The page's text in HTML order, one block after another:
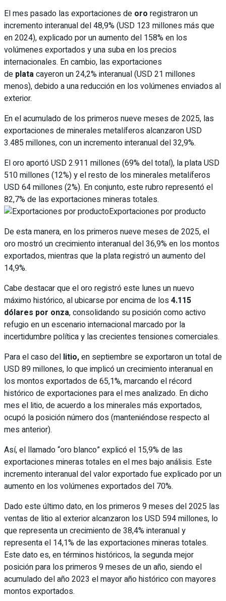
El mes pasado las exportaciones de oro registraron un
incremento interanual del 48,9% (USD 123 millones más que
en 2024), explicado por un aumento del 158% en los
volúmenes exportados y una suba en los precios
internacionales. En cambio, las exportaciones
de platacayeron un 24,2% interanual (USD 21 millones
menos), debido a una reducción en los volúmenes enviados al
exterior.
En el acumulado de los primeros nueve meses de 2025, las
exportaciones de minerales metalíferos alcanzaron USD
3.485 millones, con un incremento interanual del 32,9%.
El oro aportó USD 2.911 millones (69% del total), la plata USD
510 millones (12%) y el resto de los minerales metalíferos
USD 64 millones (2%). En conjunto, este rubro representó el
82,7% de las exportaciones mineras totales.
Exportaciones por producto
De esta manera, en los primeros nueve meses de 2025, el
oro mostró un crecimiento interanual del 36,9% en los montos
exportados, mientras que la plata registró un aumento del
14,9%.
Cabe destacar que el oro registró este lunes un nuevo
máximo histórico, al ubicarse por encima de los4.115
dólares por onza, consolidando su posición como activo
refugio en un escenario internacional marcado por la
incertidumbre política y las crecientes tensiones comerciales.
Para el caso del litio,en septiembre se exportaron un total de
USD 89 millones, lo que implicó un crecimiento interanual en
los montos exportados de 65,1%, marcando el récord
histórico de exportaciones para el mes analizado. En dicho
mes el litio, de acuerdo a los minerales más exportados,
ocupó la posición número dos (manteniéndose respecto al
mes anterior).
Así, el llamado “oro blanco” explicó el 15,9% de las
exportaciones mineras totales en el mes bajo análisis. Este
incremento interanual del valor exportado fue explicado por un
aumento en los volúmenes exportados del 70%.
Dado este último dato, en los primeros 9 meses del 2025 las
ventas de litio al exterior alcanzaron los USD 594 millones, lo
que representa un crecimiento de 38,4% interanual y
representa el 14,1% de las exportaciones mineras totales.
Este dato es, en términos históricos, la segunda mejor
posición para los primeros 9 meses de un año, siendo el
acumulado del año 2023 el mayor año histórico con mayores
montos exportados.